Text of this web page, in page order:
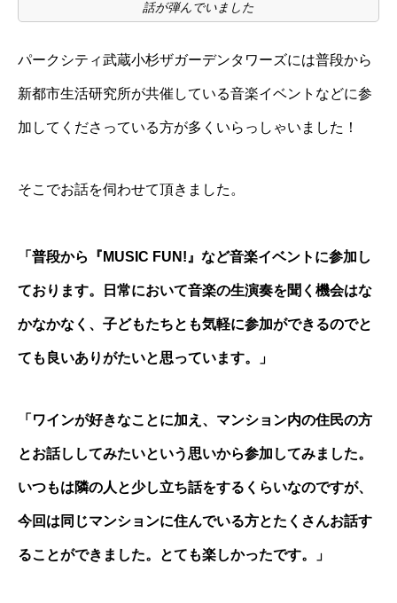
話が弾んでいました
パークシティ武蔵小杉ザガーデンタワーズには普段から
新都市生活研究所が共催している音楽イベントなどに参
加してくださっている方が多くいらっしゃいました！
そこでお話を伺わせて頂きました。
「普段から『MUSIC FUN!』など音楽イベントに参加し
ております。日常において音楽の生演奏を聞く機会はな
かなかなく、子どもたちとも気軽に参加ができるのでと
ても良いありがたいと思っています。」
「ワインが好きなことに加え、マンション内の住民の方
とお話ししてみたいという思いから参加してみました。
いつもは隣の人と少し立ち話をするくらいなのですが、
今回は同じマンションに住んでいる方とたくさんお話す
ることができました。とても楽しかったです。」